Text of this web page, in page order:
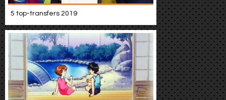
Video suchen
5 top-transfers 2019